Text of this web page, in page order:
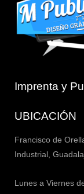
Imprenta y
UBICACIÓN
Francisco de
Industrial,
Lunes a Viernes